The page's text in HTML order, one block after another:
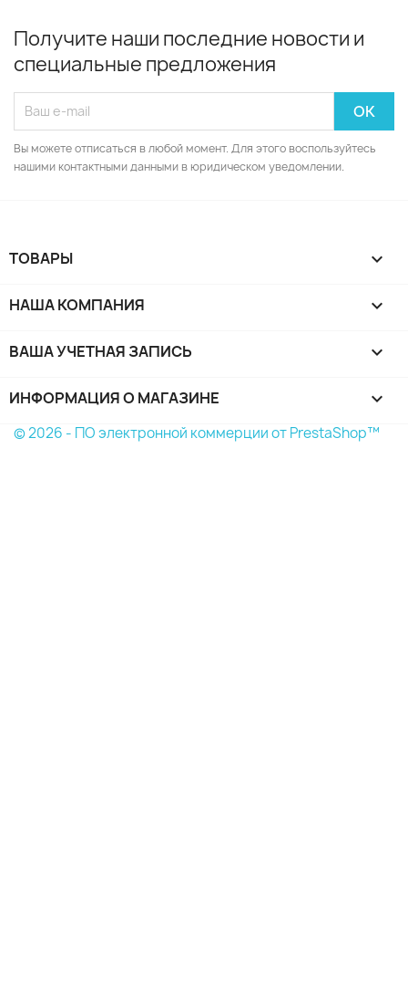
Получите наши последние новости и
специальные предложения
Вы можете отписаться в любой момент. Для этого воспользуйтесь
нашими контактными данными в юридическом уведомлении.
ТОВАРЫ 
НАША КОМПАНИЯ 
ВАША УЧЕТНАЯ ЗАПИСЬ 
ИНФОРМАЦИЯ О МАГАЗИНЕ keyboard_arrow_down
© 2026 - ПО электронной коммерции от PrestaShop™